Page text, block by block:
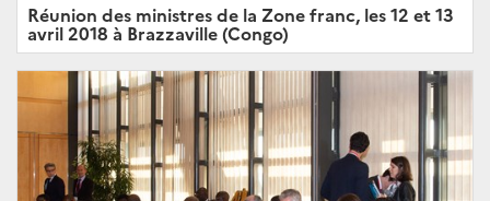
Réunion des ministres de la Zone franc, les 12 et 13
avril 2018 à Brazzaville (Congo)